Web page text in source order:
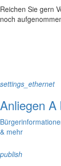
Reichen Sie gern
noch
settings_ethernet
Anliegen A
& mehr
publish